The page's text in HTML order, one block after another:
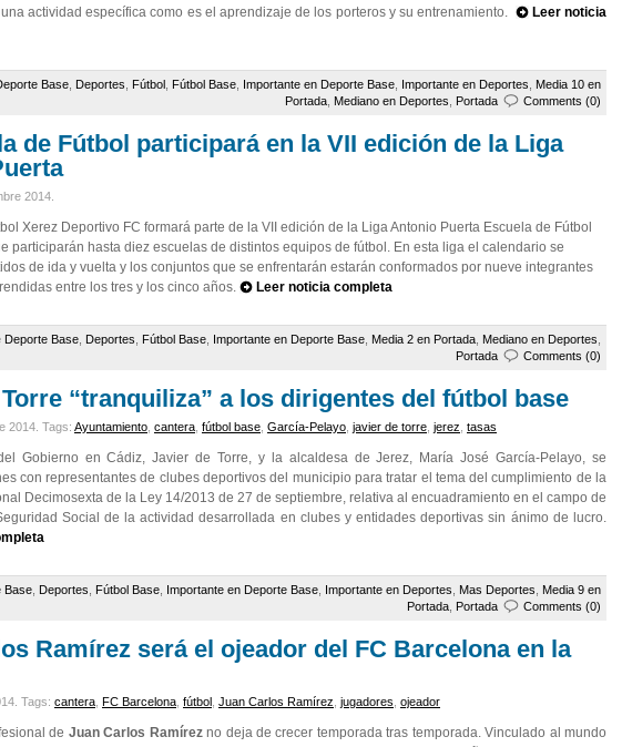
actividad específica como es el aprendizaje de los porteros y su entrenamiento.
Leer noticia
Base Deportes Fútbol Fútbol Base Importante en Deporte Base Importante en Deportes
Media 10 en
Portada Mediano en Deportes Portada Comments (0)
de Fútbol participará en la VII edición de la Liga
2014.
Xerez Deportivo FC formará parte de la VII edición de la Liga Antonio Puerta Escuela de Fútbol
participarán hasta diez escuelas de distintos equipos de fútbol. En esta liga el calendario se
de ida y vuelta y los conjuntos que se enfrentarán estarán conformados por nueve integrantes
entre los tres y los cinco años.
Leer noticia completa
Deporte Base Deportes Fútbol Base Importante en Deporte Base Media 2 en Portada Mediano en Deportes
Portada
Comments (0)
“tranquiliza” a los dirigentes del fútbol base
2014. Tags: Ayuntamiento cantera fútbol base García-Pelayo javier de torre jerez tasas
Gobierno en Cádiz, Javier de Torre, y la alcaldesa de Jerez, María José García-Pelayo, se
con representantes de clubes deportivos del municipio para tratar el tema del cumplimiento de la
Decimosexta de la Ley 14/2013 de 27 de septiembre, relativa al encuadramiento en el campo de
Social de la actividad desarrollada en clubes y entidades deportivas sin ánimo de lucro.
Base Deportes Fútbol Base Importante en Deporte Base Importante en Deportes Mas Deportes
Media 9 en
Portada Portada Comments (0)
Ramírez será el ojeador del FC Barcelona en la
Tags: cantera FC Barcelona fútbol Juan Carlos Ramírez jugadores ojeador
de Juan Carlos Ramírezno deja de crecer temporada tras temporada. Vinculado al mundo